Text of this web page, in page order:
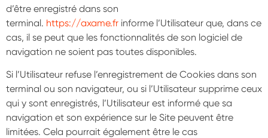
d’être enregistré dans son
terminal. https://axame.fr informe l’Utilisateur que, dans ce
cas, il se peut que les fonctionnalités de son logiciel de
navigation ne soient pas toutes disponibles.
Si l’Utilisateur refuse l’enregistrement de Cookies dans son
terminal ou son navigateur, ou si l’Utilisateur supprime ceux
qui y sont enregistrés, l’Utilisateur est informé que sa
navigation et son expérience sur le Site peuvent être
limitées. Cela pourrait également être le cas